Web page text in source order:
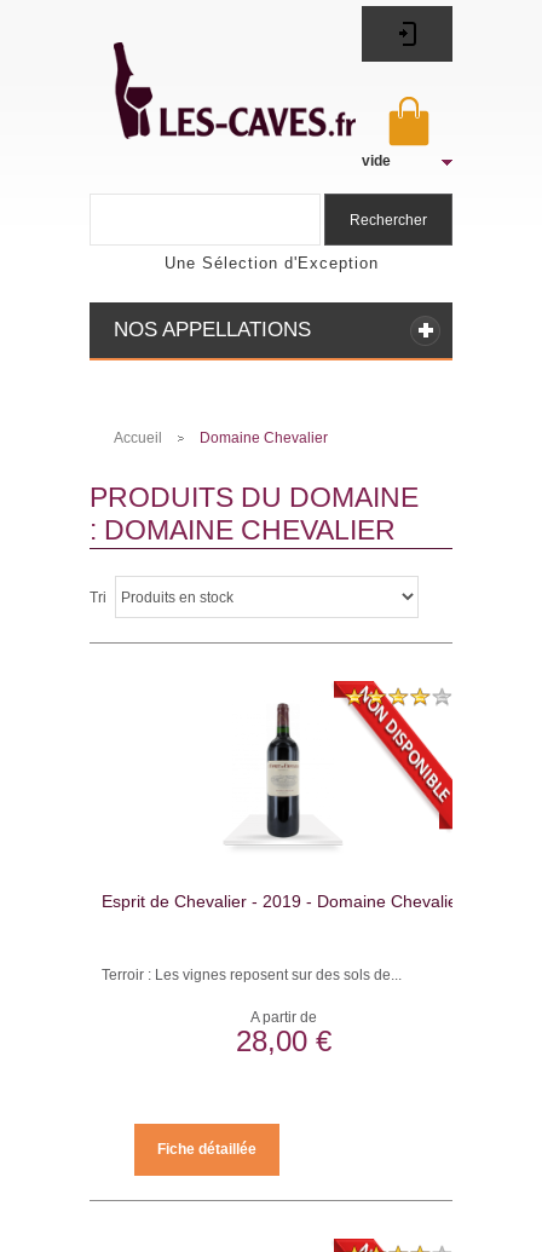
Une Sélection d'Exception
vide
NOS APPELLATIONS
Rechercher
Accueil
Domaine Chevalier
PRODUITS DU DOMAINE
: DOMAINE CHEVALIER
Tri
Esprit de Chevalier - 2019 - Domaine Chevalier
Terroir : Les vignes reposent sur des sols de...
A partir de
28,00 €
Fiche détaillée